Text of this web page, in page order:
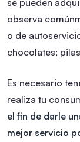
observa
o de
chocolates;
Es necesario
realiza tu
el fin de darle
mejor servicio